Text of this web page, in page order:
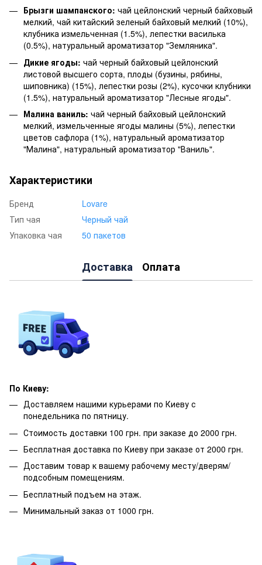
Брызги шампанского: чай цейлонский черный байховый
мелкий, чай китайский зеленый байховый мелкий (10%),
клубника измельченная (1.5%), лепестки василька
(0.5%), натуральный ароматизатор "Земляника".
Дикие ягоды: чай черный байховый цейлонский
листовой высшего сорта, плоды (бузины, рябины,
шиповника) (15%), лепестки розы (2%), кусочки клубники
(1.5%), натуральный ароматизатор "Лесные ягоды".
Малина ваниль: чай черный байховый цейлонский
мелкий, измельченные ягоды малины (5%), лепестки
цветов сафлора (1%), натуральный ароматизатор
"Малина", натуральный ароматизатор "Ваниль".
Характеристики
Бренд
Lovare
Тип чая
Черный чай
Упаковка чая
50 пакетов
Доставка Оплата
По Киеву:
Доставляем нашими курьерами по Киеву с
понедельника по пятницу.
Стоимость доставки 100 грн. при заказе до 2000 грн.
Бесплатная доставка по Киеву при заказе от 2000 грн.
Доставим товар к вашему рабочему месту/дверям/
подсобным помещениям.
Бесплатный подъем на этаж.
Минимальный заказ от 1000 грн.